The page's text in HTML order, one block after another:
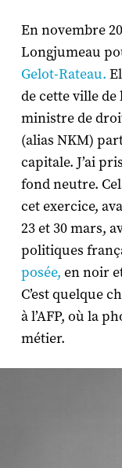
En novembre
Longjumeau
Gelot-Rateau.
de cette ville de
ministre de
(alias NKM)
capitale. J’ai
fond neutre.
cet exercice,
23 et 30 mars,
politiques
posée, en noir
C’est quelque
à l’AFP, où la
métier.